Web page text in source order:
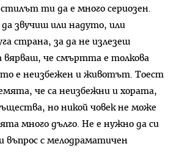
ти да е много сериозен.
да звучиш или надуто, или
страна, за да не излезеш
вярваш, че смъртта е толкова
е неизбежен и животът. Тоест
че са неизбежни и хората,
но никой човек не може
много дълго. Не е нужно да си
въпрос с мелодраматичен